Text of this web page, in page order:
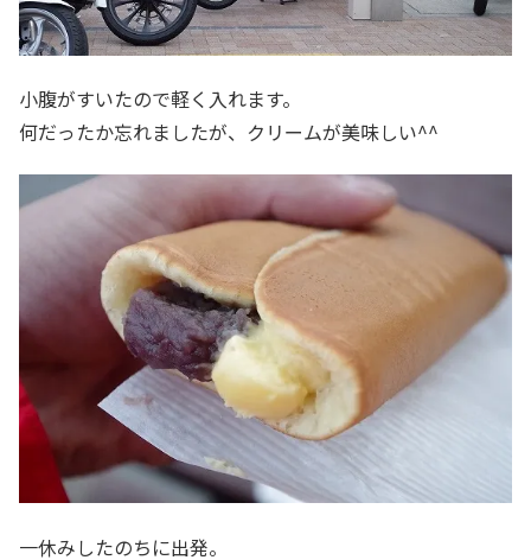
小腹がすいたので軽く入れます。
何だったか忘れましたが、クリームが美味しい^^
一休みしたのちに出発。